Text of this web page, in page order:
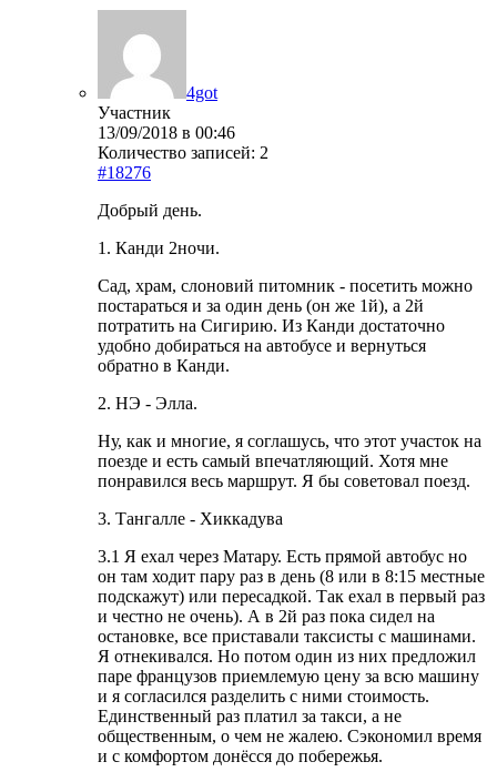
4got
Участник
13/09/2018 в 00:46
Количество записей: 2
#18276
Добрый день.
1. Канди 2ночи.
Сад, храм, слоновий питомник - посетить можно
постараться и за один день (он же 1й), а 2й
потратить на Сигирию. Из Канди достаточно
удобно добираться на автобусе и вернуться
обратно в Канди.
2. НЭ - Элла.
Ну, как и многие, я соглашусь, что этот участок на
поезде и есть самый впечатляющий. Хотя мне
понравился весь маршрут. Я бы советовал поезд.
3. Тангалле - Хиккадува
3.1 Я ехал через Матару. Есть прямой автобус но
он там ходит пару раз в день (8 или в 8:15 местные
подскажут) или пересадкой. Так ехал в первый раз
и честно не очень). А в 2й раз пока сидел на
остановке, все приставали таксисты с машинами.
Я отнекивался. Но потом один из них предложил
паре французов приемлемую цену за всю машину
и я согласился разделить с ними стоимость.
Единственный раз платил за такси, а не
общественным, о чем не жалею. Сэкономил время
и с комфортом донёсся до побережья.